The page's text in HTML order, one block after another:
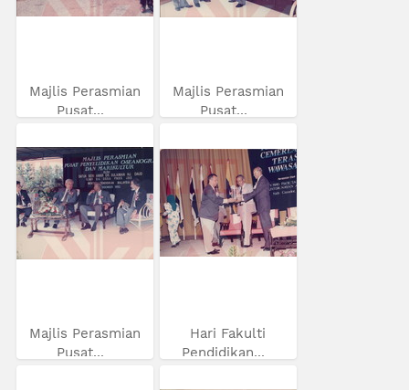
Majlis Perasmian
Pusat...
Majlis Perasmian
Pusat...
Majlis Perasmian
Pusat...
Hari Fakulti
Pendidikan...